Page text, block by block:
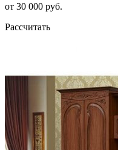
от 30 000 руб.
Рассчитать